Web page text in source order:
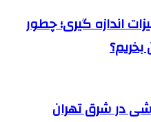
اندازه گیری؛ چطور
بخریم؟
در شرق تهران